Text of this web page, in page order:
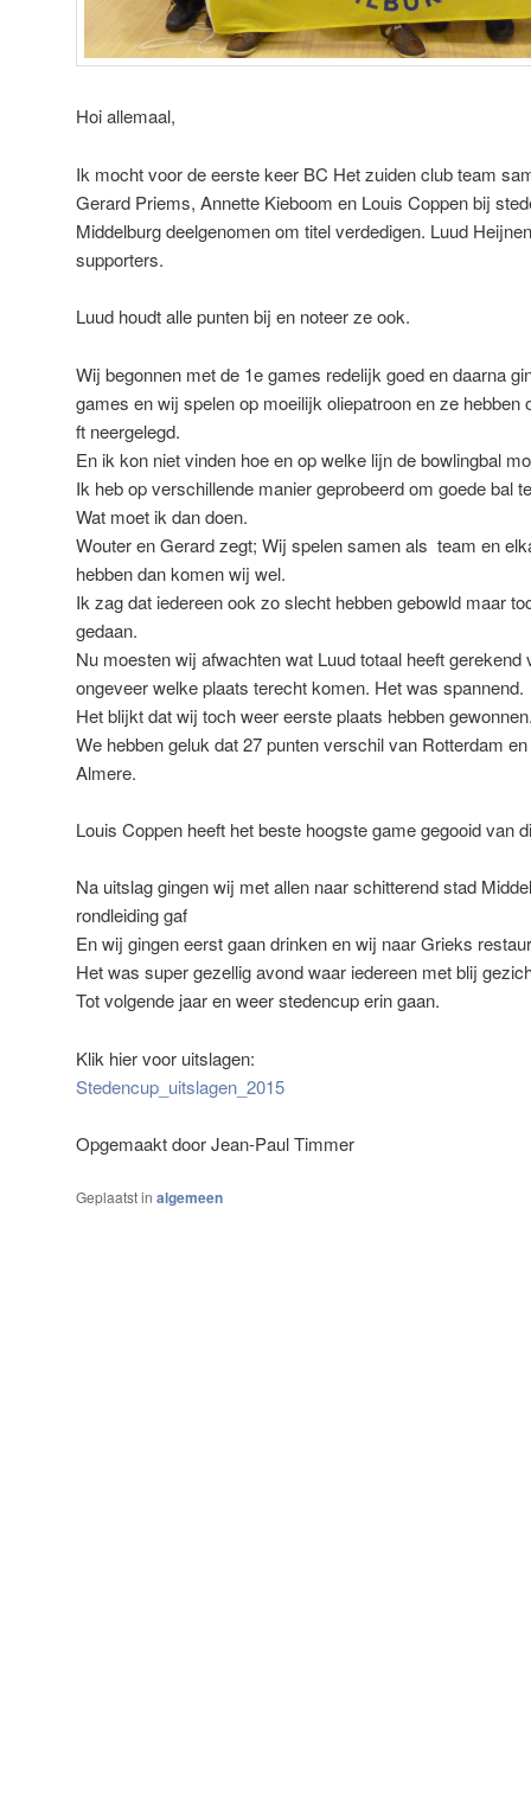
Hoi allemaal,
Ik mocht voor de eerste keer BC Het zuiden club team
Gerard Priems, Annette Kieboom en Louis Coppen bij
Middelburg deelgenomen om titel verdedigen. Luud
supporters.
Luud houdt alle punten bij en noteer ze ook.
Wij begonnen met de 1e games redelijk goed en daarna
games en wij spelen op moeilijk oliepatroon en ze hebben
ft neergelegd.
En ik kon niet vinden hoe en op welke lijn de bowlingbal
Ik heb op verschillende manier geprobeerd om goede bal
Wat moet ik dan doen.
Wouter en Gerard zegt; Wij spelen samen als team en
hebben dan komen wij wel.
Ik zag dat iedereen ook zo slecht hebben gebowld maar
gedaan.
Nu moesten wij afwachten wat Luud totaal heeft
ongeveer welke plaats terecht komen. Het was spannend.
Het blijkt dat wij toch weer eerste plaats hebben
We hebben geluk dat 27 punten verschil van Rotterdam
Almere.
Louis Coppen heeft het beste hoogste game gegooid van
Na uitslag gingen wij met allen naar schitterend stad
rondleiding gaf
En wij gingen eerst gaan drinken en wij naar Grieks
Het was super gezellig avond waar iedereen met blij
Tot volgende jaar en weer stedencup erin gaan.
Klik hier voor uitslagen:
Stedencup_uitslagen_2015
Opgemaakt door Jean-Paul Timmer
Geplaatst in algemeen